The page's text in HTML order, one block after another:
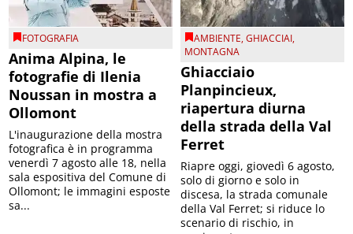
FOTOGRAFIA
Anima Alpina, le
fotografie di Ilenia
Noussan in mostra a
Ollomont
L'inaugurazione della mostra
fotografica è in programma
venerdì 7 agosto alle 18, nella
sala espositiva del Comune di
Ollomont; le immagini esposte
sa...
AMBIENTE,GHIACCIAI,
MONTAGNA
Ghiacciaio
Planpincieux,
riapertura diurna
della strada della Val
Ferret
Riapre oggi, giovedì 6 agosto,
solo di giorno e solo in
discesa, la strada comunale
della Val Ferret; si riduce lo
scenario di rischio, in